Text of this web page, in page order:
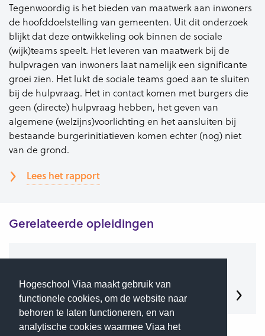
Hogeschool Viaa maakt gebruik van
functionele cookies, om de website naar
behoren te laten functioneren, en van
analytische cookies waarmee Viaa het
Tegenwoordig is het bieden van maatwerk aan inwoners
de hoofddoelstelling van gemeenten. Uit dit onderzoek
blijkt dat deze ontwikkeling ook binnen de sociale
(wijk)teams speelt. Het leveren van maatwerk bij de
hulpvragen van inwoners laat namelijk een significante
groei zien. Het lukt de sociale teams goed aan te sluiten
bij de hulpvraag. Het in contact komen met burgers die
geen (directe) hulpvraag hebben, het geven van
algemene (welzijns)voorlichting en het aansluiten bij
bestaande burgerinitiatieven komen echter (nog) niet
van de grond.
Lees het rapport
Gerelateerde opleidingen
Social Work
Lees meer